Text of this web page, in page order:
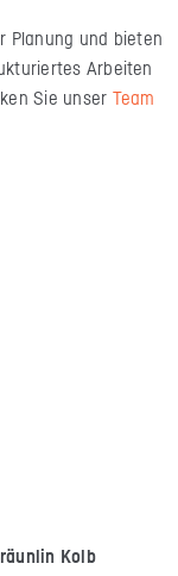
Planung und bieten
Arbeiten
Sie unser Team
Kolb